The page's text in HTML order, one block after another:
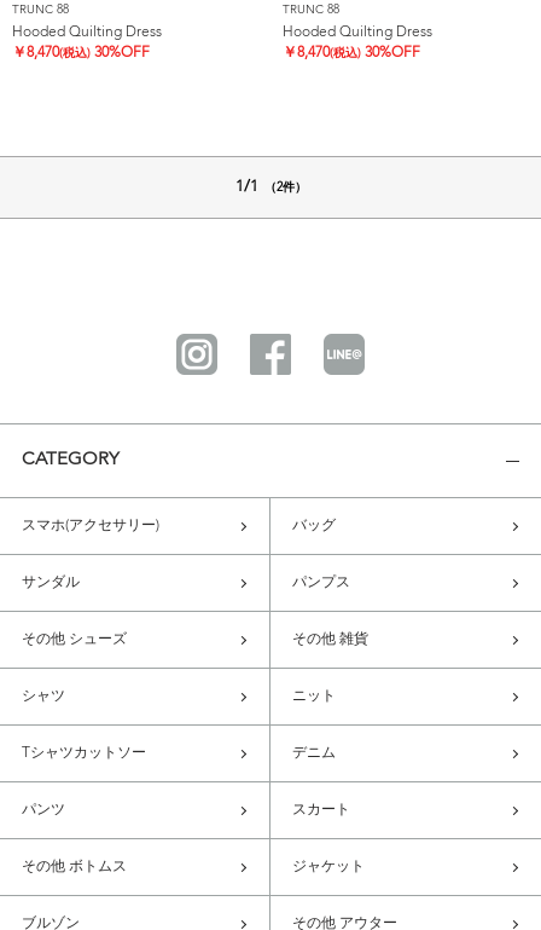
TRUNC 88
Hooded Quilting Dress
￥8,470(税込) 30%OFF
TRUNC 88
Hooded Quilting Dress
￥8,470(税込) 30%OFF
1/1 （2件）
CATEGORY
スマホ(アクセサリー) バッグ
サンダル パンプス
その他 シューズ その他 雑貨
シャツ ニット
Tシャツカットソー デニム
パンツ スカート
その他 ボトムス ジャケット
ブルゾン その他 アウター